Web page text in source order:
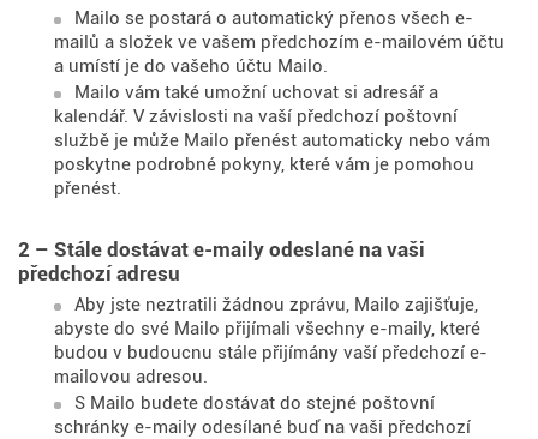
Mailo se postará o automatický přenos všech e-
mailů a složek ve vašem předchozím e-mailovém účtu
a umístí je do vašeho účtu Mailo.
Mailo vám také umožní uchovat si adresář a
kalendář. V závislosti na vaší předchozí poštovní
službě je může Mailo přenést automaticky nebo vám
poskytne podrobné pokyny, které vám je pomohou
přenést.
2 – Stále dostávat e-maily odeslané na vaši
předchozí adresu
Aby jste neztratili žádnou zprávu, Mailo zajišťuje,
abyste do své Mailo přijímali všechny e-maily, které
budou v budoucnu stále přijímány vaší předchozí e-
mailovou adresou.
S Mailo budete dostávat do stejné poštovní
schránky e-maily odesílané buď na vaši předchozí